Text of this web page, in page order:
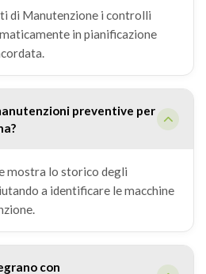
di Manutenzione i controlli
in pianificazione
preventive per
mostra lo storico degli
a identificare le macchine
con